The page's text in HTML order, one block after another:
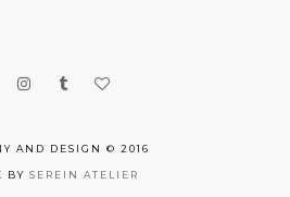
AND DESIGN © 2016
BY SEREIN ATELIER